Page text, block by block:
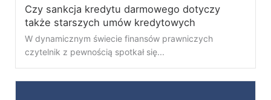
Czy sankcja kredytu darmowego dotyczy
także starszych umów kredytowych
W dynamicznym świecie finansów prawniczych
czytelnik z pewnością spotkał się...